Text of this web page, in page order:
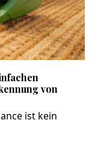
von
ist kein